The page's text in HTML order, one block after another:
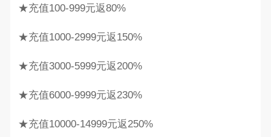
★充值100-999元返80%
★充值1000-2999元返150%
★充值3000-5999元返200%
★充值6000-9999元返230%
★充值10000-14999元返250%